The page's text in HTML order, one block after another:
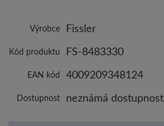
Výrobce Fissler
Kód produktu FS-8483330
EAN kód 4009209348124
Dostupnost neznámá dostupnost